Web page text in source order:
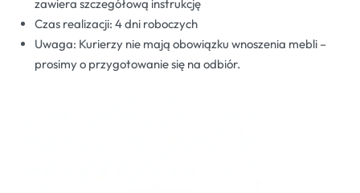
zawiera szczegółową instrukcję
Czas realizacji: 4 dni roboczych
Uwaga: Kurierzy nie mają obowiązku wnoszenia mebli –
prosimy o przygotowanie się na odbiór.